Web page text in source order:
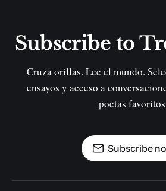
Subscribe to
Cruza orillas. Lee el mundo.
ensayos y acceso a
poetas
Subscribe